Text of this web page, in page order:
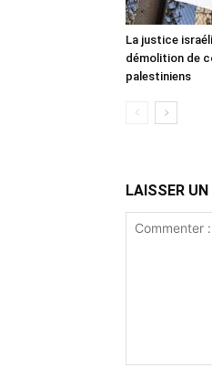
La justice
démolition de
palestiniens
LAISSER